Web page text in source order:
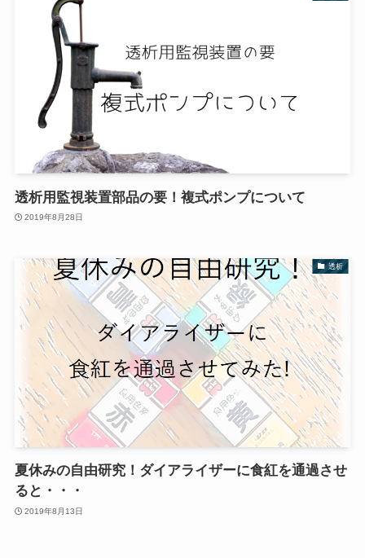
透析用監視装置部品の要！複式ポンプについて
2019年8月28日
透析
夏休みの自由研究！ダイアライザーに食紅を通過させ
ると・・・
2019年8月13日